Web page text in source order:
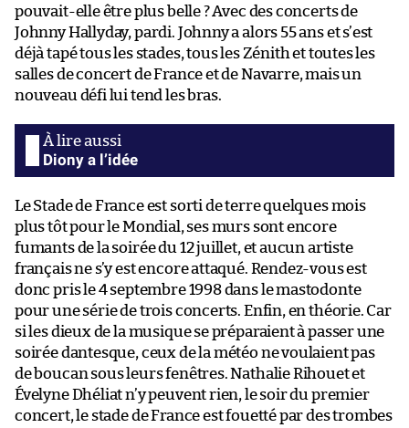
pouvait-elle être plus belle ? Avec des concerts de
Johnny Hallyday, pardi. Johnny a alors 55 ans et s’est
déjà tapé tous les stades, tous les Zénith et toutes les
salles de concert de France et de Navarre, mais un
nouveau défi lui tend les bras.
Diony a l’idée
Le Stade de France est sorti de terre quelques mois
plus tôt pour le Mondial, ses murs sont encore
fumants de la soirée du 12 juillet, et aucun artiste
français ne s’y est encore attaqué. Rendez-vous est
donc pris le 4 septembre 1998 dans le mastodonte
pour une série de trois concerts. Enfin, en théorie. Car
si les dieux de la musique se préparaient à passer une
soirée dantesque, ceux de la météo ne voulaient pas
de boucan sous leurs fenêtres. Nathalie Rihouet et
Évelyne Dhéliat n’y peuvent rien, le soir du premier
concert, le stade de France est fouetté par des trombes